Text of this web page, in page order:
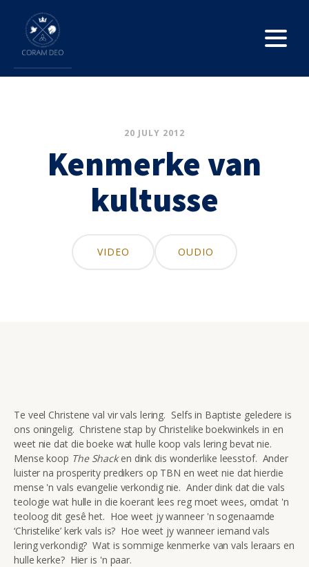
20 JULY 2012
Kenmerke van
kultusse
VIDEO OUDIO
Te veel Christene val vir vals lering. Selfs in Baptiste geledere is
ons oningelig. Christene stap by Christelike boekwinkels in en
weet nie dat die boeke wat hulle koop vals lering bevat nie.
Mense koop The Shacken dink dis wonderlike leesstof. Ander
luister na prosperity predikers op TBN en weet nie dat hierdie
mense 'n vals evangelie verkondig nie. Ander dink dat die vals
teologie wat hulle in die koerant lees reg moet wees, omdat 'n
teoloog dit gesê het. Hoe weet jy wanneer 'n sogenaamde
‘Christelike’ kerk vals is? Hoe weet jy wanneer iemand vals
lering verkondig? Wat is sommige kenmerke van vals leraars en
hulle kerke? Hier is 'n paar.